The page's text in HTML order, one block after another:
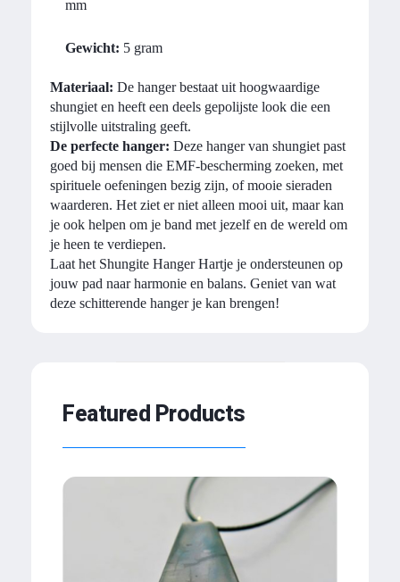
mm
Gewicht: 5 gram
Materiaal: De hanger bestaat uit hoogwaardige
shungiet en heeft een deels gepolijste look die een
stijlvolle uitstraling geeft.
De perfecte hanger: Deze hanger van shungiet past
goed bij mensen die EMF-bescherming zoeken, met
spirituele oefeningen bezig zijn, of mooie sieraden
waarderen. Het ziet er niet alleen mooi uit, maar kan
je ook helpen om je band met jezelf en de wereld om
je heen te verdiepen.
Laat het Shungite Hanger Hartje je ondersteunen op
jouw pad naar harmonie en balans. Geniet van wat
deze schitterende hanger je kan brengen!
Featured Products